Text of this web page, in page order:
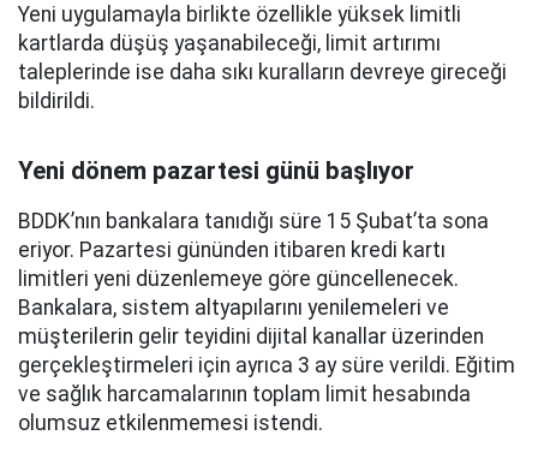
Yeni uygulamayla birlikte özellikle yüksek limitli
kartlarda düşüş yaşanabileceği, limit artırımı
taleplerinde ise daha sıkı kuralların devreye gireceği
bildirildi.
Yeni dönem pazartesi günü başlıyor
BDDK’nın bankalara tanıdığı süre 15 Şubat’ta sona
eriyor. Pazartesi gününden itibaren kredi kartı
limitleri yeni düzenlemeye göre güncellenecek.
Bankalara, sistem altyapılarını yenilemeleri ve
müşterilerin gelir teyidini dijital kanallar üzerinden
gerçekleştirmeleri için ayrıca 3 ay süre verildi. Eğitim
ve sağlık harcamalarının toplam limit hesabında
olumsuz etkilenmemesi istendi.